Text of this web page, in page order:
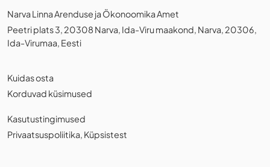
Narva Linna Arenduse ja Ökonoomika Amet
Peetri plats 3, 20308 Narva, Ida-Viru maakond, Narva, 20306,
Ida-Virumaa, Eesti
Kuidas osta
Korduvad küsimused
Kasutustingimused
Privaatsuspoliitika Küpsistest